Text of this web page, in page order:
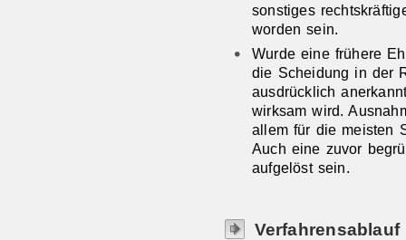
sonstiges
worden sein.
Wurde eine frühere
die Scheidung in der
ausdrücklich
wirksam wird.
allem für die meisten
Auch eine zuvor
aufgelöst sein.
Verfahrensablauf